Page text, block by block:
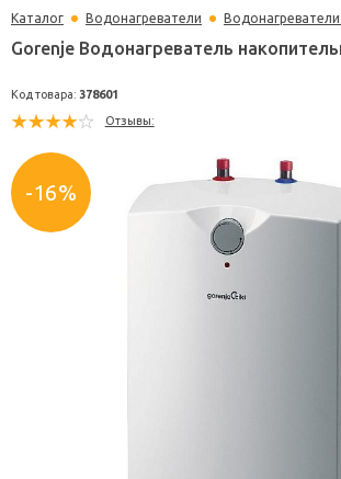
Каталог Водонагреватели
-16%
Gorenje Водонагреватель